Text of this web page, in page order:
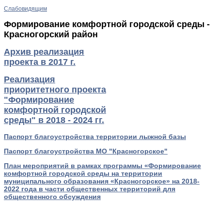
Слабовидящим
Формирование комфортной городской среды -
Красногорский район
Архив реализация
проекта в 2017 г.
Реализация
приоритетного проекта
"Формирование
комфортной городской
среды" в 2018 - 2024 гг.
Паспорт благоустройства территории лыжной базы
Паспорт благоустройства МО "Красногорское"
План мероприятий в рамках программы «Формирование
комфортной городской среды на территории
муниципального образования «Красногорское» на 2018-
2022 года в части общественных территорий для
общественного обсуждения